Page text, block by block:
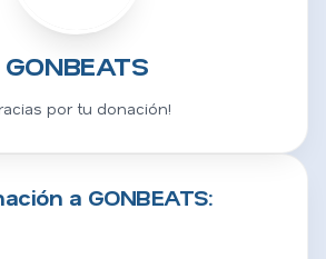
GONBEATS
por tu donación!
a GONBEATS: